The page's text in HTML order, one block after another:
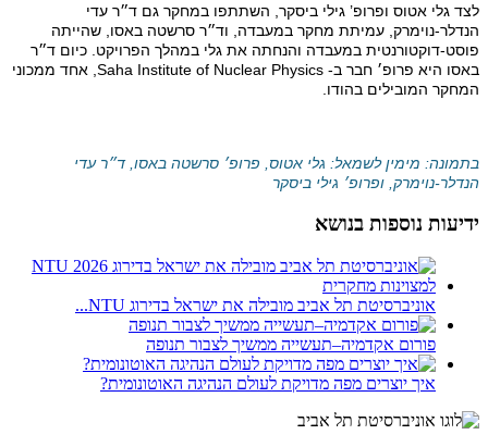
לצד גלי אטוס ופרופ’ גילי ביסקר, השתתפו במחקר גם ד״ר עדי
הנדלר-נוימרק, עמיתת מחקר במעבדה, וד״ר סרשטה באסו, שהייתה
פוסט-דוקטורנטית במעבדה והנחתה את גלי במהלך הפרויקט. כיום ד״ר
באסו היא פרופ׳ חבר ב- Saha Institute of Nuclear Physics , אחד ממכוני
המחקר המובילים בהודו
בתמונה: מימין לשמאל: גלי אטוס, פרופ׳ סרשטה באסו, ד״ר עדי
הנדלר-נוימרק, ופרופ׳ גילי ביסקר
ידיעות נוספות בנושא
אוניברסיטת תל אביב מובילה את ישראל בדירוג NTU...
פורום אקדמיה–תעשייה ממשיך לצבור תנופה
איך יוצרים מפה מדויקת לעולם הנהיגה האוטונומית?